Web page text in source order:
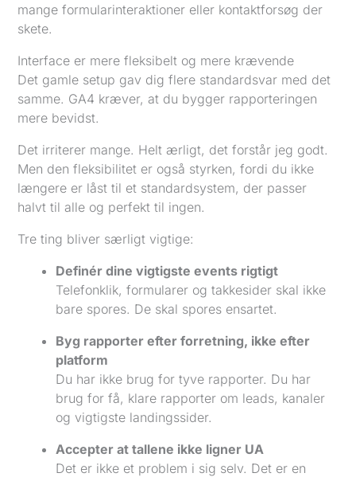
mange formularinteraktioner eller kontaktforsøg der
skete.
Interface er mere fleksibelt og mere krævende
Det gamle setup gav dig flere standardsvar med det
samme. GA4 kræver, at du bygger rapporteringen
mere bevidst.
Det irriterer mange. Helt ærligt, det forstår jeg godt.
Men den fleksibilitet er også styrken, fordi du ikke
længere er låst til et standardsystem, der passer
halvt til alle og perfekt til ingen.
Tre ting bliver særligt vigtige:
Definér dine vigtigste events rigtigt
Telefonklik, formularer og takkesider skal ikke
bare spores. De skal spores ensartet.
Byg rapporter efter forretning, ikke efter
platform
Du har ikke brug for tyve rapporter. Du har
brug for få, klare rapporter om leads, kanaler
og vigtigste landingssider.
Accepter at tallene ikke ligner UA
Det er ikke et problem i sig selv. Det er en